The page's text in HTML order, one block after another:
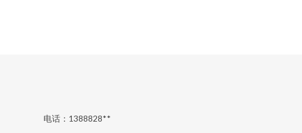
电话：1388828**